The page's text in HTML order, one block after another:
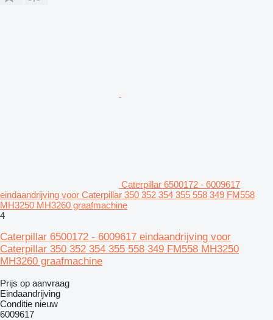
Caterpillar 6500172 - 6009617
eindaandrijving voor Caterpillar 350 352 354 355 558 349 FM558
MH3250 MH3260 graafmachine
4
Caterpillar 6500172 - 6009617 eindaandrijving voor
Caterpillar 350 352 354 355 558 349 FM558 MH3250
MH3260 graafmachine
Prijs op aanvraag
Eindaandrijving
Conditie nieuw
6009617